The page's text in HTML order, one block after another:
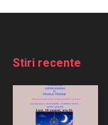
Stiri recente